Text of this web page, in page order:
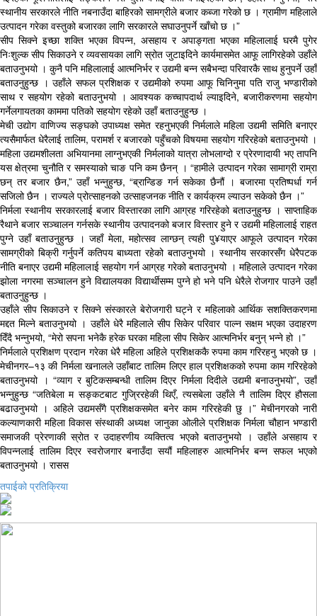
स्थानीय सरकारले नीति नबनाउँदा बाहिरको सामग्रीले बजार कब्जा गरेको छ । ग्रामीण महिलाले
उत्पादन गरेका वस्तुको बजारका लागि सरकारले सघाउनुपर्ने खाँचो छ ।”
सीप सिक्ने इच्छा शक्ति भएका विपन्न, असहाय र अपाङ्गता भएका महिलालाई घरमै पुगेर
निःशुल्क सीप सिकाउने र व्यवसायका लागि स्रोत जुटाइदिने कार्यमासमेत आफू लागिरहेको उहाँले
बताउनुभयो । कुनै पनि महिलालाई आत्मनिर्भर र उद्यमी बन्न सबैभन्दा परिवारकै साथ हुनुपर्ने उहाँ
बताउनुहुन्छ । उहाँले सफल प्रशिक्षक र उद्यमीको रुपमा आफू चिनिनुमा पति राजु भण्डारीको
साथ र सहयोग रहेको बताउनुभयो । आवश्यक कच्चापदार्थ ल्याइदिने, बजारीकरणमा सहयोग
गर्नेलगायतका काममा पतिको सहयोग रहेको उहाँ बताउनुहुन्छ ।
मेची उद्योग वाणिज्य सङ्घको उपाध्यक्ष समेत रहनुभएकी निर्मलाले महिला उद्यमी समिति बनाएर
त्यसैमार्फत धेरैलाई तालिम, परामर्श र बजारको पहुँचको विषयमा सहयोग गरिरहेको बताउनुभयो ।
महिला उद्यमशीलता अभियानमा लाग्नुभएकी निर्मलाको यात्रा लोभलाग्दो र प्रेरणादायी भए तापनि
यस क्षेत्रमा चुनौति र समस्याको चाङ पनि कम छैनन् । “हामीले उत्पादन गरेका सामाग्री राम्रा
छन् तर बजार छैन,” उहाँ भन्नुहुन्छ, “ब्रान्डिङ गर्न सकेका छैनौं । बजारमा प्रतिष्पर्धा गर्न
सजिलो छैन । राज्यले प्रोत्साहनको उत्साहजनक नीति र कार्यक्रम ल्याउन सकेको छैन ।”
निर्मला स्थानीय सरकारलाई बजार विस्तारका लागि आग्रह गरिरहेको बताउनुहुन्छ । साप्ताहिक
रैथाने बजार सञ्चालन गर्नसके स्थानीय उत्पादनको बजार विस्तार हुने र उद्यमी महिलालाई राहत
पुग्ने उहाँ बताउनुहुन्छ । जहाँ मेला, महोत्सव लाग्छन् त्यही पु¥याएर आफूले उत्पादन गरेका
सामग्रीको बिक्री गर्नुपर्ने कतिपय बाध्यता रहेको बताउनुभयो । स्थानीय सरकारसँग धेरैपटक
नीति बनाएर उद्यमी महिलालाई सहयोग गर्न आग्रह गरेको बताउनुभयो । महिलाले उत्पादन गरेका
झोला नगरमा सञ्चालन हुने विद्यालयका विद्यार्थीसम्म पुग्ने हो भने पनि धेरैले रोजगार पाउने उहाँ
बताउनुहुन्छ ।
उहाँले सीप सिकाउने र सिक्ने संस्कारले बेरोजगारी घट्ने र महिलाको आर्थिक सशक्तिकरणमा
मद्दत मिल्ने बताउनुभयो । उहाँले धेरै महिलाले सीप सिकेर परिवार पाल्न सक्षम भएका उदाहरण
दिँदै भन्नुभयो, “मेरो सपना भनेकै हरेक घरका महिला सीप सिकेर आत्मनिर्भर बनुन् भन्ने हो ।”
निर्मलाले प्रशिक्षण प्रदान गरेका धेरै महिला अहिले प्रशिक्षककै रुपमा काम गरिरहनु भएको छ ।
मेचीनगर–१३ की निर्मला खनालले उहाँबाट तालिम लिएर हाल प्रशिक्षकको रुपमा काम गरिरहेको
बताउनुभयो । “व्याग र बुटिकसम्बन्धी तालिम दिएर निर्मला दिदीले उद्यमी बनाउनुभयो”, उहाँ
भन्नुहुन्छ “जतिबेला म सङ्कटबाट गुज्रिरहेकी थिएँ, त्यसबेला उहाँले नै तालिम दिएर हौसला
बढाउनुभयो । अहिले उद्यमसँगै प्रशिक्षकसमेत बनेर काम गरिरहेकी छु ।” मेचीनगरको नारी
कल्याणकारी महिला विकास संस्थाकी अध्यक्ष जानुका ओलीले प्रशिक्षक निर्मला चौहान भण्डारी
समाजकी प्रेरणाकी स्रोत र उदाहरणीय व्यक्तित्व भएको बताउनुभयो । उहाँले असहाय र
विपन्नलाई तालिम दिएर स्वरोजगार बनाउँदा सयौं महिलाहरु आत्मनिर्भर बन्न सफल भएको
बताउनुभयो । रासस
तपाईको प्रतिक्रिया